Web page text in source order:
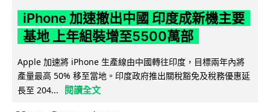
iPhone 加速撤出中國 印度成新機主要
基地 上年組裝增至5500萬部
Apple 加速將 iPhone 生產線由中國轉往印度，目標兩年內將
產量最高 50% 移至當地。印度政府推出關稅豁免及稅務優惠延
長至 204...
閱讀全文